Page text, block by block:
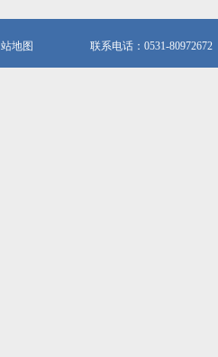
地图 联系电话：0531-80972672